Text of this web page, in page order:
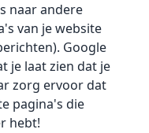
naar andere
van je website
Google
je laat zien dat je
zorg ervoor dat
pagina's die
hebt!